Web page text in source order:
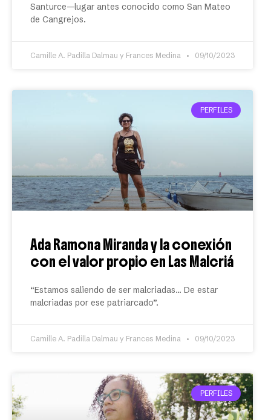
Santurce—lugar antes conocido como San Mateo
de Cangrejos.
Camille A. Padilla Dalmau y Frances Medina 09/10/2023
PERFILES
Ada Ramona Miranda y la conexión
con el valor propio en Las Malcriá
“Estamos saliendo de ser malcriadas… De estar
malcriadas por ese patriarcado”.
Camille A. Padilla Dalmau y Frances Medina 09/10/2023
PERFILES